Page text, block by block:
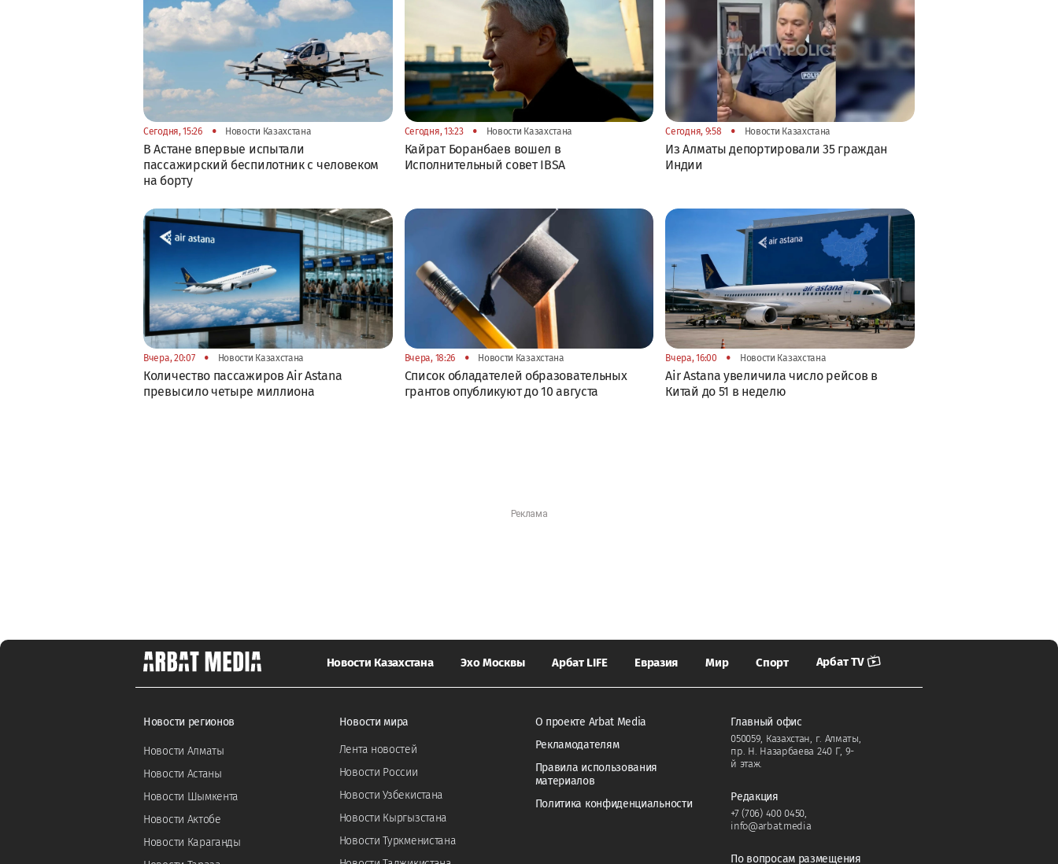
Сегодня, 15:26 • Новости Казахстана
В Астане впервые испытали
пассажирский беспилотник с человеком
на борту
Сегодня, 13:23 • Новости Казахстана
Кайрат Боранбаев вошел в
Исполнительный совет IBSA
Сегодня, 9:58 • Новости Казахстана
Из Алматы депортировали 35 граждан
Индии
Вчера, 20:07 • Новости Казахстана
Количество пассажиров Air Astana
превысило четыре миллиона
Вчера, 18:26 • Новости Казахстана
Список обладателей образовательных
грантов опубликуют до 10 августа
Вчера, 16:00 • Новости Казахстана
Air Astana увеличила число рейсов в
Китай до 51 в неделю
Новости Казахстана Эхо Москвы Арбат LIFE Евразия Мир Спорт Арбат TV
Новости регионов
Новости Алматы
Новости Астаны
Новости Шымкента
Новости Актобе
Новости Караганды
Новости мира
Лента новостей
Новости России
Новости Узбекистана
Новости Кыргызстана
Новости Туркменистана
О проекте Arbat Media
Рекламодателям
Правила использования
материалов
Политика конфиденциальности
Главный офис
050059, Казахстан, г. Алматы,
пр. Н. Назарбаева 240 Г, 9-
й этаж.
Редакция
+7 (706) 400 0450,
info@arbat.media
По вопросам размещения